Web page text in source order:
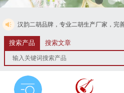
，专业二胡生产厂家，完善的售后服务，
付款，免费电话4008728125
搜索产品 搜索文章